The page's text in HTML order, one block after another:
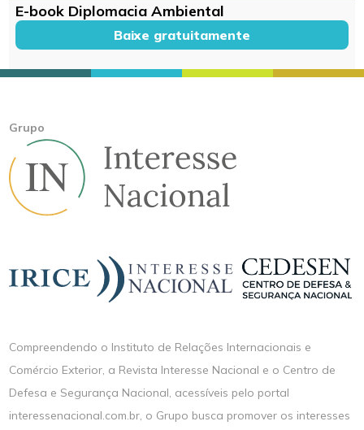
E-book Diplomacia Ambiental
Baixe gratuitamente
Grupo
Compreendendo o Instituto de Relações Internacionais e
Comércio Exterior, a Revista Interesse Nacional e o Centro de
Defesa e Segurança Nacional, acessíveis pelo portal
interessenacional.com.br, o Grupo busca promover os interesses